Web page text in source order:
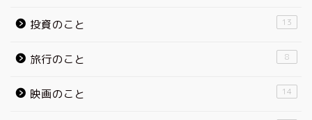
投資のこと 13
旅行のこと 8
映画のこと 14